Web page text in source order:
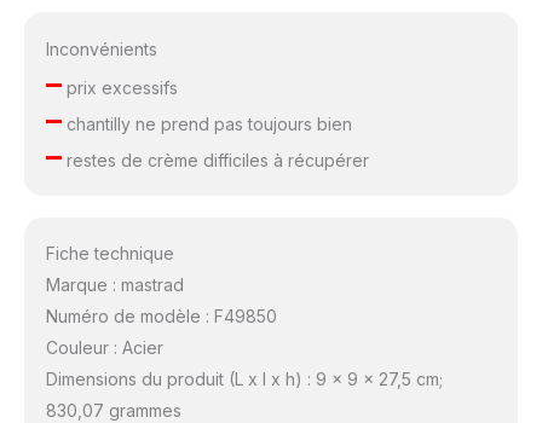
Inconvénients
–prix excessifs
–chantilly ne prend pas toujours bien
–restes de crème difficiles à récupérer
Fiche technique
Marque : mastrad
Numéro de modèle : F49850
Couleur : Acier
Dimensions du produit (L x l x h) : 9 x 9 x 27,5 cm;
830,07 grammes